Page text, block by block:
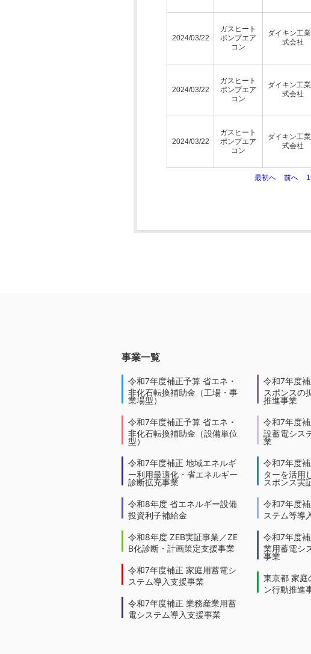
2024/03/22
ガスヒート
ポンプエア
コン
ダイキン工
式会社
2024/03/22
ガスヒート
ポンプエア
コン
ダイキン工
式会社
2024/03/22
ガスヒート
ポンプエア
コン
ダイキン工
式会社
最初へ 前へ
事業一覧
令和7年度補正予算 省エネ・
非化石転換補助金（工場・事
業場型）
令和7年度補正予算 省エネ・
非化石転換補助金（設備単位
型）
令和7年度補正 地域エネルギ
ー利用最適化・省エネルギー
診断拡充事業
令和8年度 省エネルギー設備
投資利子補給金
令和8年度 ZEB実証事業／ZE
B化診断・計画策定支援事業
令和7年度補正 家庭用蓄電シ
ステム導入支援事業
令和7年度補正 業務産業用蓄
電システム導入支援事業
令和7年度
スポンスの
推進事業
令和7年度
設蓄電シス
業
令和7年度
ターを活用
スポンス実
令和7年度
ステム等導
令和7年度
業用蓄電シ
事業
東京都 家庭
ン行動推進